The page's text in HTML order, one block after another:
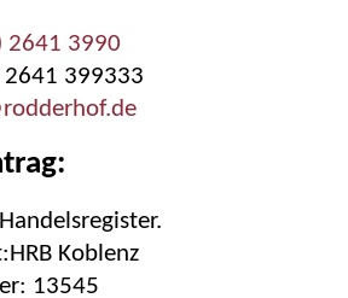
2641 3990
2641 399333
Koblenz
13545